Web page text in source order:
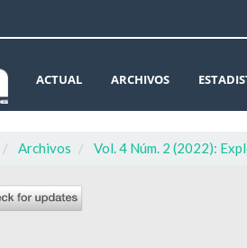
ACTUAL ARCHIVOS
Archivos Vol. 4 Núm. 2 (2022):